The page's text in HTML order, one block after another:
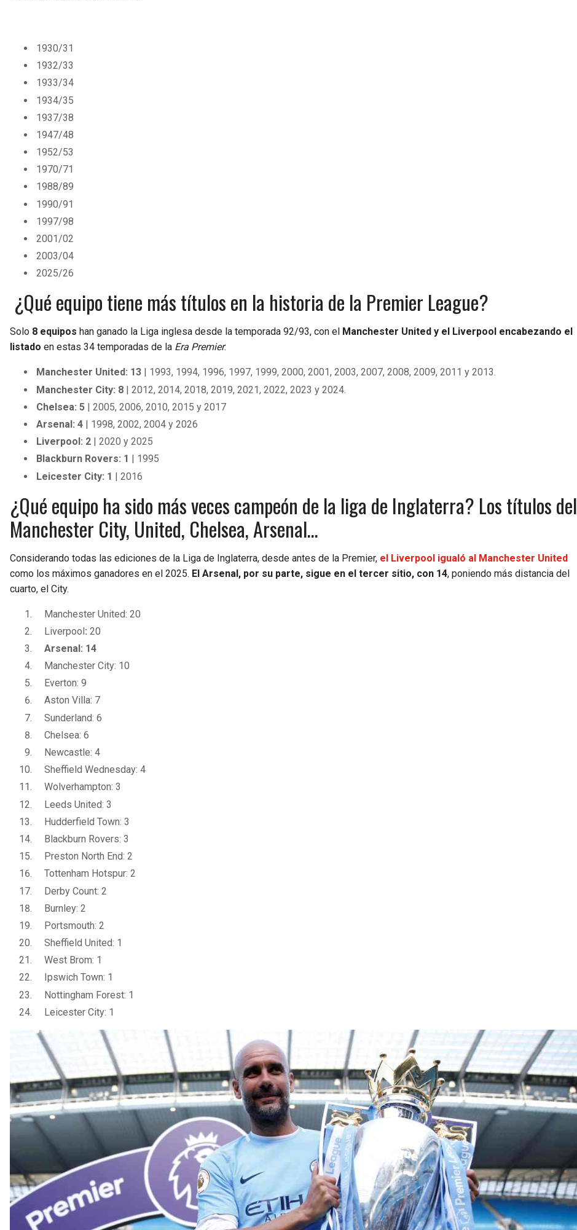
1930/31
1932/33
1933/34
1934/35
1937/38
1947/48
1952/53
1970/71
1988/89
1990/91
1997/98
2001/02
2003/04
2025/26
¿Qué equipo tiene más títulos en la historia de la Premier League?
Solo 8 equipos han ganado la Liga inglesa desde la temporada 92/93, con el Manchester United y el Liverpool encabezando el
listado en estas 34 temporadas de la Era Premier:
Manchester United: 13 | 1993, 1994, 1996, 1997, 1999, 2000, 2001, 2003, 2007, 2008, 2009, 2011 y 2013.
Manchester City: 8 | 2012, 2014, 2018, 2019, 2021, 2022, 2023 y 2024.
Chelsea: 5 | 2005, 2006, 2010, 2015 y 2017
Arsenal: 4 | 1998, 2002, 2004 y 2026
Liverpool: 2
| 2020 y 2025
Blackburn Rovers: 1
| 1995
Leicester City: 1 | 2016
¿Qué equipo ha sido más veces campeón de la liga de Inglaterra? Los títulos del
Manchester City, United, Chelsea, Arsenal…
Considerando todas las ediciones de la Liga de Inglaterra, desde antes de la Premier, el Liverpool igualó al Manchester United
como los máximos ganadores en el 2025. El Arsenal, por su parte, sigue en el tercer sitio, con 14, poniendo más distancia del
cuarto, el City.
Manchester United: 20
Liverpool: 20
Arsenal: 14
Manchester City: 10
Everton: 9
Aston Villa: 7
Sunderland: 6
Chelsea: 6
Newcastle: 4
Sheffield Wednesday: 4
Wolverhampton: 3
Leeds United: 3
Hudderfield Town: 3
Blackburn Rovers: 3
Preston North End: 2
Tottenham Hotspur: 2
Derby Count: 2
Burnley: 2
Portsmouth: 2
Sheffield United: 1
West Brom: 1
Ipswich Town: 1
Nottingham Forest: 1
Leicester City: 1